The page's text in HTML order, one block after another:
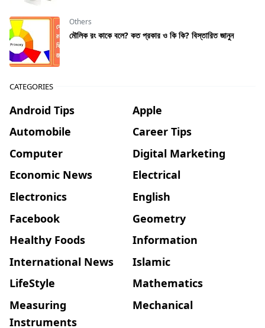
Others
মৌলিক রং কাকে বলে? কত প্রকার ও কি কি? বিস্তারিত জানুন
CATEGORIES
Android Tips
Apple
Automobile
Career Tips
Computer
Digital Marketing
Economic News
Electrical
Electronics
English
Facebook
Geometry
Healthy Foods
Information
International News
Islamic
LifeStyle
Mathematics
Measuring
Instruments
Mechanical